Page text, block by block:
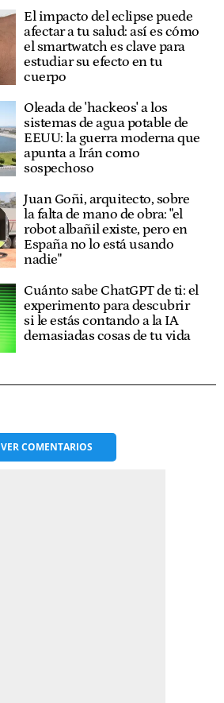
El impacto del eclipse puede
afectar a tu salud: así es cómo
el smartwatch es clave para
estudiar su efecto en tu
cuerpo
Oleada de 'hackeos' a los
sistemas de agua potable de
EEUU: la guerra moderna que
apunta a Irán como
sospechoso
Juan Goñi, arquitecto, sobre
la falta de mano de obra: "el
robot albañil existe, pero en
España no lo está usando
nadie"
Cuánto sabe ChatGPT de ti: el
experimento para descubrir
si le estás contando a la IA
demasiadas cosas de tu vida
VERCOMENTARIOS